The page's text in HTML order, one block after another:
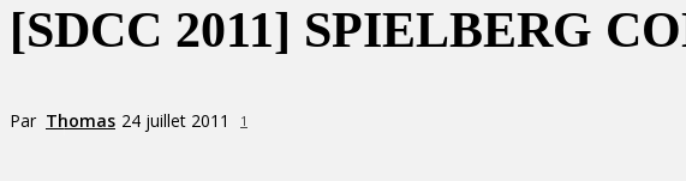
[SDCC 2011] SPIELBERG
Par Thomas 24 juillet 2011 1